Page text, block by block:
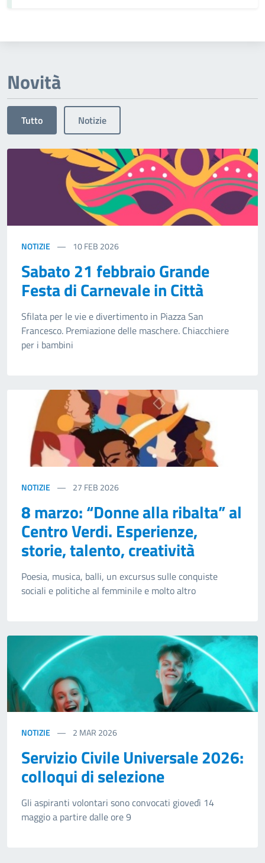
Novità
Tutto Notizie
NOTIZIE 10FEB 2026
Sabato 21 febbraio Grande
Festa di Carnevale in Città
Sfilata per le vie e divertimento in Piazza San
Francesco. Premiazione delle maschere. Chiacchiere
per i bambini
NOTIZIE 27 FEB 2026
8 marzo: “Donne alla ribalta” al
Centro Verdi. Esperienze,
storie, talento, creatività
Poesia, musica, balli, un excursus sulle conquiste
sociali e politiche al femminile e molto altro
NOTIZIE 2 MAR 2026
Servizio Civile Universale 2026:
colloqui di selezione
Gli aspiranti volontari sono convocati giovedì 14
maggio a partire dalle ore 9